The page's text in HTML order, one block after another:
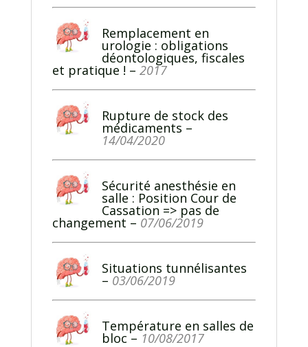
Remplacement en
urologie : obligations
déontologiques, fiscales
et pratique ! – 2017
Rupture de stock des
médicaments –
14/04/2020
Sécurité anesthésie en
salle : Position Cour de
Cassation => pas de
changement – 07/06/2019
Situations tunnélisantes
– 03/06/2019
Température en salles de
bloc – 10/08/2017